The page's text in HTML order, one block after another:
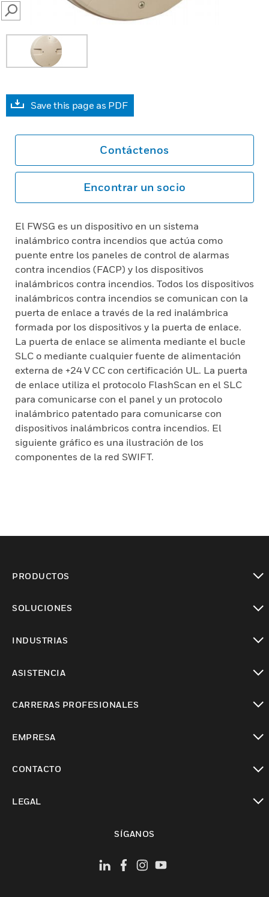
SEARCH
Save this page as PDF
Contáctenos
Encontrar un socio
El FWSG es un dispositivo en un sistema
inalámbrico contra incendios que actúa como
puente entre los paneles de control de alarmas
contra incendios (FACP) y los dispositivos
inalámbricos contra incendios. Todos los dispositivos
inalámbricos contra incendios se comunican con la
puerta de enlace a través de la red inalámbrica
formada por los dispositivos y la puerta de enlace.
La puerta de enlace se alimenta mediante el bucle
SLC o mediante cualquier fuente de alimentación
externa de +24 V CC con certificación UL. La puerta
de enlace utiliza el protocolo FlashScan en el SLC
para comunicarse con el panel y un protocolo
inalámbrico patentado para comunicarse con
dispositivos inalámbricos contra incendios. El
siguiente gráfico es una ilustración de los
componentes de la red SWIFT.
PRODUCTOS
SOLUCIONES
INDUSTRIAS
ASISTENCIA
CARRERAS PROFESIONALES
EMPRESA
CONTACTO
LEGAL
SÍGANOS